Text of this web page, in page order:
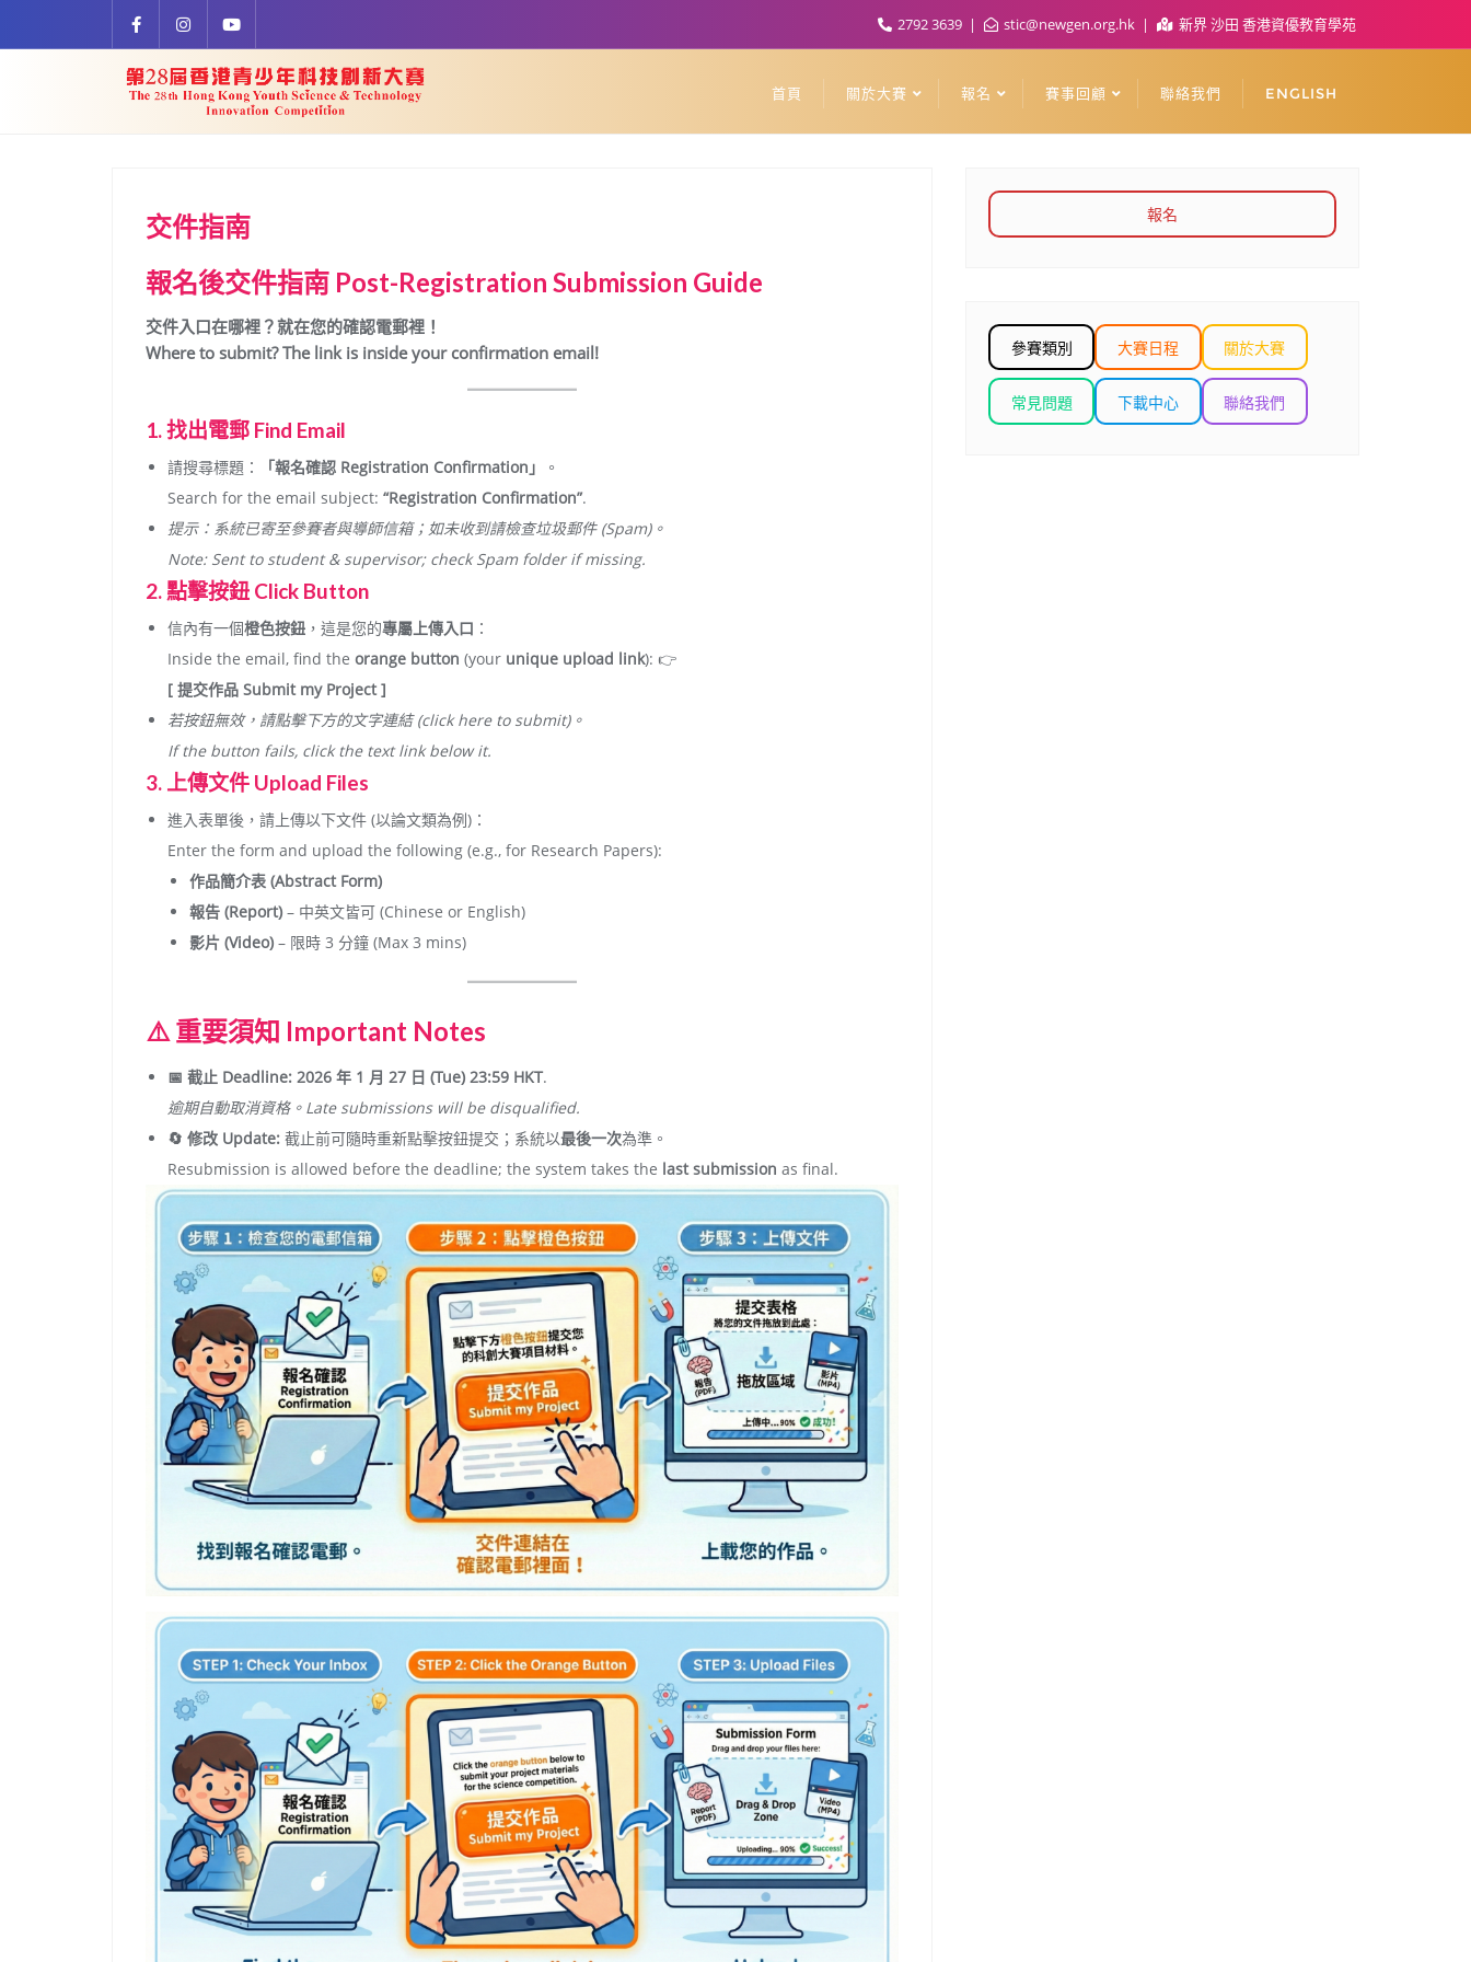
2792 3639 stic@newgen.org.hk 新界 沙田 香港資優教育學苑
首頁 關於大賽 報名 賽事回顧 聯絡我們 ENGLISH
交件指南
報名後交件指南 Post-Registration Submission Guide
交件入口在哪裡？就在您的確認電郵裡！
Where to submit? The link is inside your confirmation email!
1. 找出電郵 Find Email
請搜尋標題： 「報名確認 Registration Confirmation」
。
Search for the email subject: “Registration Confirmation”.
提示：系統已寄至參賽者與導師信箱；如未收到請檢查垃圾郵件 (Spam)。
Note: Sent to student & supervisor; check Spam folder if missing.
2. 點擊按鈕 Click Button
信內有一個橙色按鈕 ，這是您的專屬上傳入口 ：
Inside the email, find the orange button (your unique upload link): 👉
[ 提交作品 Submit my Project ]
若按鈕無效，請點擊下方的文字連結 (click here to submit)。
If the button fails, click the text link below it.
3. 上傳文件 Upload Files
進入表單後，請上傳以下文件 (以論文類為例)：
Enter the form and upload the following (e.g., for Research Papers):
作品簡介表 (Abstract Form)
報告 (Report) – 中英文皆可 (Chinese or English)
影片 (Video) – 限時 3 分鐘 (Max 3 mins)
⚠️ 重要須知 Important Notes
📅 截止 Deadline: 2026 年 1 月 27 日 (Tue) 23:59 HKT.
逾期自動取消資格。Late submissions will be disqualified.
🔄 修改 Update: 截止前可隨時重新點擊按鈕提交；系統以最後一次為準。
Resubmission is allowed before the deadline; the system takes the last submission as final.
報名
參賽類別 大賽日程 關於大賽
常見問題 下載中心 聯絡我們